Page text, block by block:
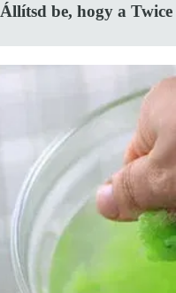
Állítsd be, hogy a